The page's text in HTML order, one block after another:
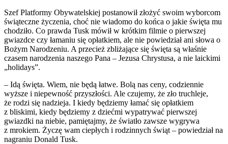
Szef Platformy Obywatelskiej postanowił złożyć swoim wyborcom
świąteczne życzenia, choć nie wiadomo do końca o jakie święta mu
chodziło. Co prawda Tusk mówił w krótkim filmie o pierwszej
gwiazdce czy łamaniu się opłatkiem, ale nie powiedział ani słowa o
Bożym Narodzeniu. A przecież zbliżające się święta są właśnie
czasem narodzenia naszego Pana – Jezusa Chrystusa, a nie laickimi
„holidays”.
– Idą święta. Wiem, nie będą łatwe. Bolą nas ceny, codziennie
wyższe i niepewność przyszłości. Ale czujemy, że zło truchleje,
że rodzi się nadzieja. I kiedy będziemy łamać się opłatkiem
z bliskimi, kiedy będziemy z dziećmi wypatrywać pierwszej
gwiazdki na niebie, pamiętajmy, że światło zawsze wygrywa
z mrokiem. Życzę wam ciepłych i rodzinnych świąt – powiedział na
nagraniu Donald Tusk.